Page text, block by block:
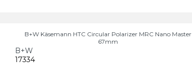
B+W Käsemann HTC Circular Polarizer MRC Nano Master
67mm
B+W
17334